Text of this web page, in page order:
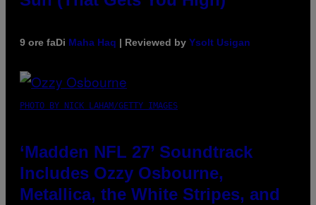
9 ore faDi Maha Haq | Reviewed by Ysolt Usigan
PHOTO BY NICK LAHAM/GETTY IMAGES
‘Madden NFL 27’ Soundtrack
Includes Ozzy Osbourne,
Metallica, the White Stripes, and